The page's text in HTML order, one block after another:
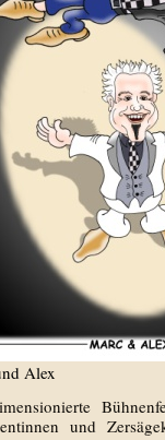
Alex
und